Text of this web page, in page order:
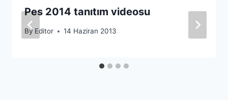
Pes 2014 tanıtım videosu
By Editor 14 Haziran 2013